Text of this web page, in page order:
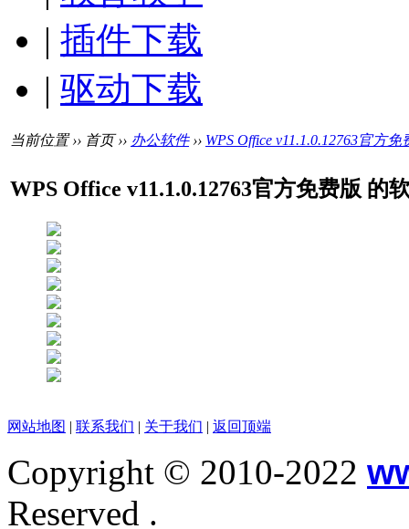
| 插件下载
| 驱动下载
当前位置 ›› 首页 ›› 办公软件›› WPS Office v11.1.0.12763官方免
WPS Office v11.1.0.12763官方免费版 的
网站地图 | 联系我们 | 关于我们 | 返回顶端
Copyright © 2010-2022
Reserved .